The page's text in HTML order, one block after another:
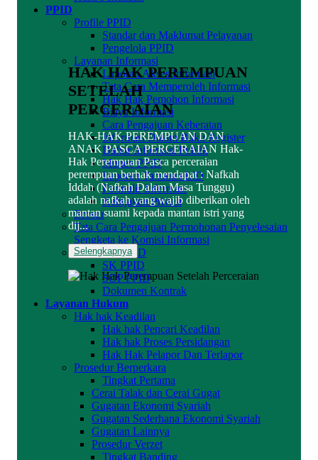
PPID
Profile PPID
Standar dan Maklumat Pelayanan
Pengelola PPID
Layanan Informasi
Laporan Akses Informasi
Tata Cara Memperoleh Informasi
Hak Hak Pemohon Informasi
Biaya Informasi
Cara Pengajuan Keberatan
Informasi Dalam Buku Register
Daftar Informasi Publik
Monev PPID
Laporan Tahunan LID
Formulir Informasi
Kebijakan Privasi
Brosur
Tata Cara Pengajuan Permohonan Penyelesaian
Sengketa ke Komisi Informasi
Dokumen PPID
SK PPID
SOP PPID
Dokumen Kontrak
Layanan Hukum
Hak hak Keadilan
Hak hak Pencari Keadilan
Hak hak Proses Persidangan
Hak Hak Pelapor Dan Terlapor
Prosedur Berperkara
Tingkat Pertama
Cerai Talak dan Cerai Gugat
Gugatan Ekonomi Syariah
Gugatan Sederhana Ekonomi Syariah
Gugatan Lainnya
Prosedur Verzet
Tingkat Banding
HAK HAK PEREMPUAN
SETELAH
PERCERAIAN
HAK-HAK PEREMPUAN DAN
ANAK PASCA PERCERAIAN Hak-
Hak Perempuan Pasca perceraian
perempuan berhak mendapat : Nafkah
Iddah (Nafkah Dalam Masa Tunggu)
adalah nafkah yang wajib diberikan oleh
mantan suami kepada mantan istri yang
dij...
Selengkapnya